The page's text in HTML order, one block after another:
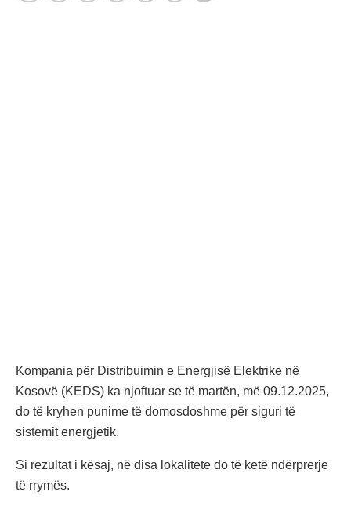
Kompania për Distribuimin e Energjisë Elektrike në
Kosovë (KEDS) ka njoftuar se të martën, më 09.12.2025,
do të kryhen punime të domosdoshme për siguri të
sistemit energjetik.
Si rezultat i kësaj, në disa lokalitete do të ketë ndërprerje
të rrymës.